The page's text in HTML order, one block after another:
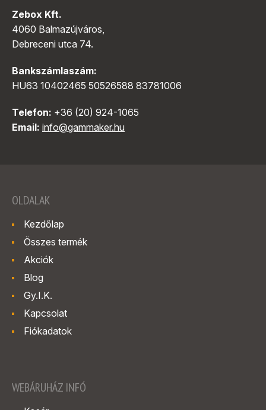
Zebox Kft.
4060 Balmazújváros,
Debreceni utca 74.
Bankszámlaszám:
HU63 10402465 50526588 83781006
Telefon: +36 (20) 924-1065
Email: info@gammaker.hu
OLDALAK
Kezdőlap
Összes termék
Akciók
Blog
Gy.I.K.
Kapcsolat
Fiókadatok
WEBÁRUHÁZ INFÓ